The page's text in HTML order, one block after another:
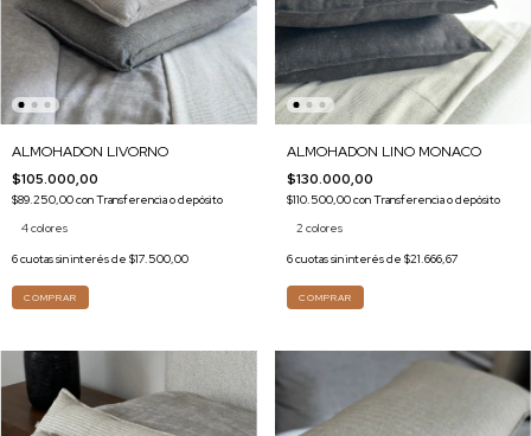
ALMOHADON LIVORNO
$105.000,00
$89.250,00conTransferencia o depósito
4 colores
6cuotas sin interés de $17.500,00
COMPRAR
ALMOHADON LINO MONACO
$130.000,00
$110.500,00conTransferencia o depósito
2 colores
6cuotas sin interés de $21.666,67
COMPRAR